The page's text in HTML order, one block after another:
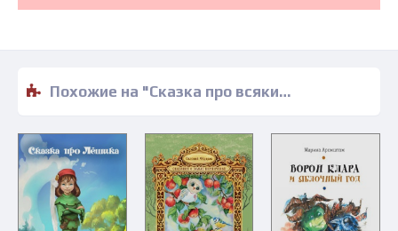
Похожие на "Сказка про всяких детей и их родителей - Евгений Сивков" книги читать бесплатно полные версии